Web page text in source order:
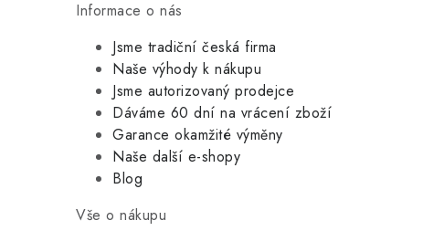
Informace o nás
Jsme tradiční česká firma
Naše výhody k nákupu
Jsme autorizovaný prodejce
Dáváme 60 dní na vrácení zboží
Garance okamžité výměny
Naše další e-shopy
Blog
Vše o nákupu